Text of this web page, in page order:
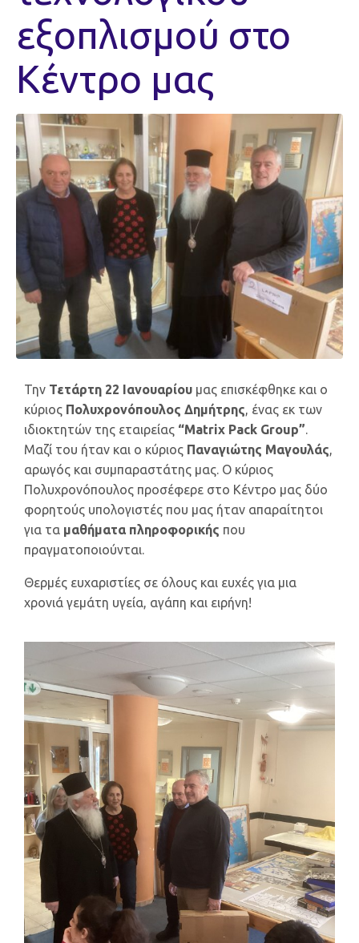
εξοπλισμού στο
Κέντρο μας
Την Τετάρτη 22 Ιανουαρίου μας επισκέφθηκε και ο
κύριος Πολυχρονόπουλος Δημήτρης, ένας εκ των
ιδιοκτητών της εταιρείας “Matrix Pack Group”.
Μαζί του ήταν και ο κύριος Παναγιώτης Μαγουλάς,
αρωγός και συμπαραστάτης μας. Ο κύριος
Πολυχρονόπουλος προσέφερε στο Κέντρο μας δύο
φορητούς υπολογιστές που μας ήταν απαραίτητοι
για τα μαθήματα πληροφορικής που
πραγματοποιούνται.
Θερμές ευχαριστίες σε όλους και ευχές για μια
χρονιά γεμάτη υγεία, αγάπη και ειρήνη!